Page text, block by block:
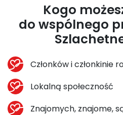
Kogo
do wspólnego
Członków i członkinie
Lokalną społeczność
Znajomych, znajome,